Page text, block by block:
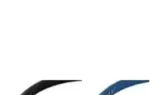
Derkab 20 Metre Cat6 Ethernet
Hızlı ve Güvenilir Bağlantı Çözümü